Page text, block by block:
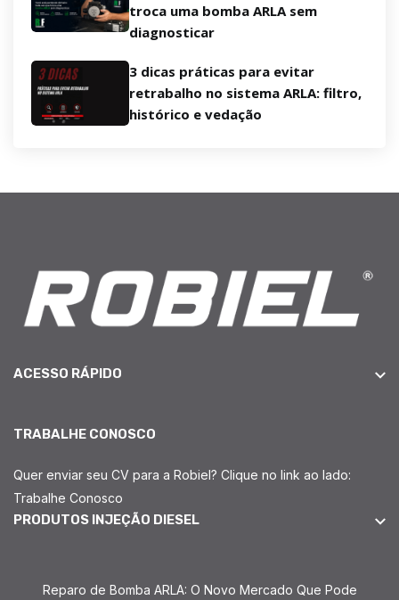
troca uma bomba ARLA sem
diagnosticar
3 dicas práticas para evitar
retrabalho no sistema ARLA: filtro,
histórico e vedação
ACESSO RÁPIDO
TRABALHE CONOSCO
Quer enviar seu CV para a Robiel? Clique no link ao lado:
Trabalhe Conosco
PRODUTOS INJEÇÃO DIESEL
Reparo de Bomba ARLA: O Novo Mercado Que Pode